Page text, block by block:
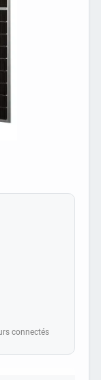
connectés